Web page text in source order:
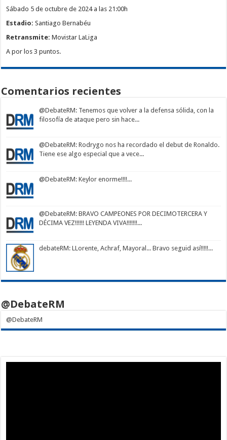
Sábado 5 de octubre de 2024 a las 21:00h
Estadio: Santiago Bernabéu
Retransmite: Movistar LaLiga
A por los 3 puntos.
Comentarios recientes
@DebateRM: Tenemos que volver a la defensa sólida, con la
filosofía de ataque pero sin hace...
@DebateRM: Rodrygo nos ha recordado el debut de Ronaldo.
Tiene ese algo especial que a vece...
@DebateRM: Keylor enorme!!!!...
@DebateRM: BRAVO CAMPEONES POR DECIMOTERCERA Y
DÉCIMA VEZ!!!!!! LEYENDA VIVA!!!!!!!...
debateRM: LLorente, Achraf, Mayoral... Bravo seguid así!!!!!...
@DebateRM
@DebateRM